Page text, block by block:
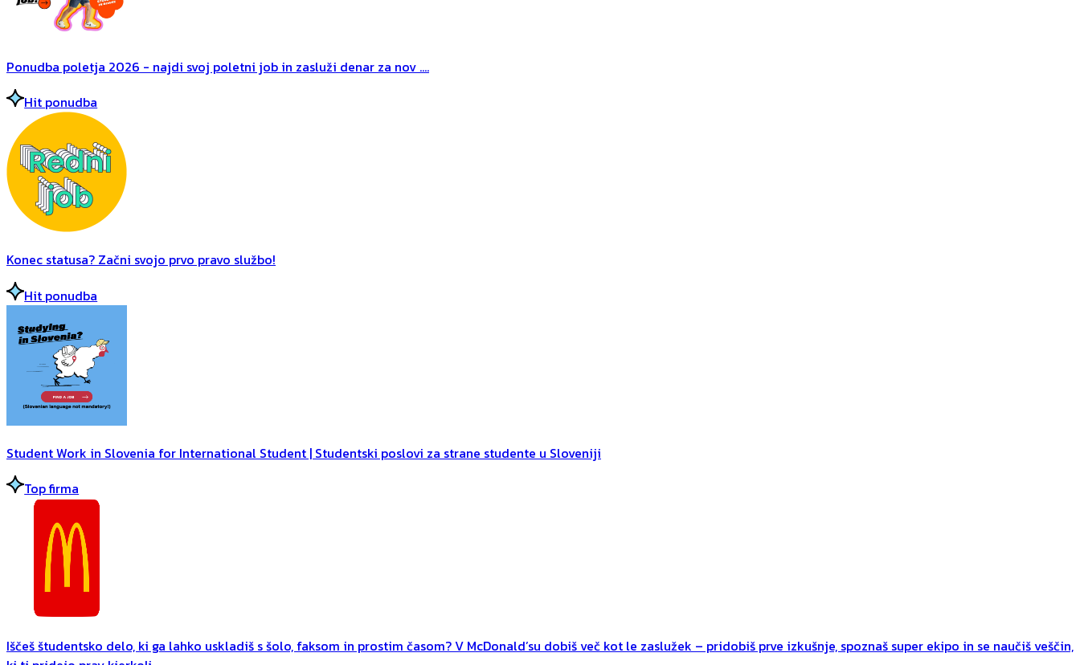
Ponudba poletja 2026 - najdi svoj poletni job in zasluži denar za nov ....
Hit ponudba
Konec statusa? Začni svojo prvo pravo službo!
Hit ponudba
Student Work in Slovenia for International Student | Studentski poslovi za strane studente u Sloveniji
Top firma
Iščeš študentsko delo, ki ga lahko uskladiš s šolo, faksom in prostim časom? V McDonald’su dobiš več kot le zaslužek – pridobiš prve izkušnje, spoznaš super ekipo in se naučiš veščin,